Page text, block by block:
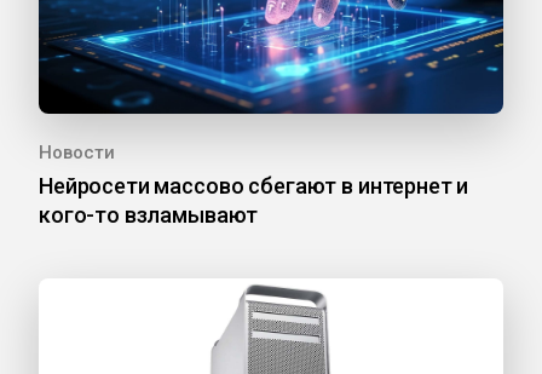
Новости
Нейросети массово сбегают в интернет и
кого-то взламывают